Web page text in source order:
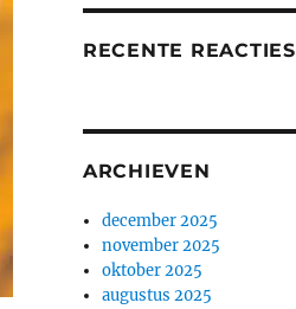
RECENTE REACTIES
ARCHIEVEN
december 2025
november 2025
oktober 2025
augustus 2025